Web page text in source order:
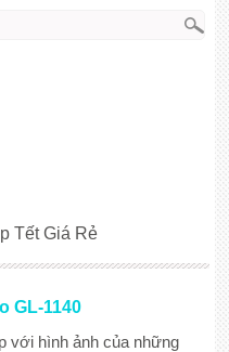
GL-1140
với hình ảnh của những
Tết Giá Rẻ